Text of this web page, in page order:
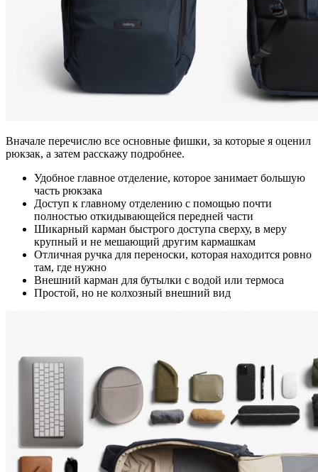
Вначале перечислю все основные фишки, за которые я оценил
рюкзак, а затем расскажу подробнее.
Удобное главное отделение, которое занимает большую
часть рюкзака
Доступ к главному отделению с помощью почти
полностью откидывающейся передней части
Шикарный карман быстрого доступа сверху, в меру
крупный и не мешающий другим кармашкам
Отличная ручка для переноски, которая находится ровно
там, где нужно
Внешний карман для бутылки с водой или термоса
Простой, но не колхозный внешний вид